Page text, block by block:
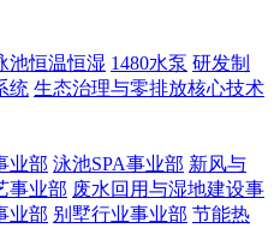
池恒温恒湿 1480水泵 研发制
统 生态治理与零排放核心技术
业部 泳池SPA事业部 新风与
事业部 废水回用与湿地建设事
业部 别墅行业事业部 节能热